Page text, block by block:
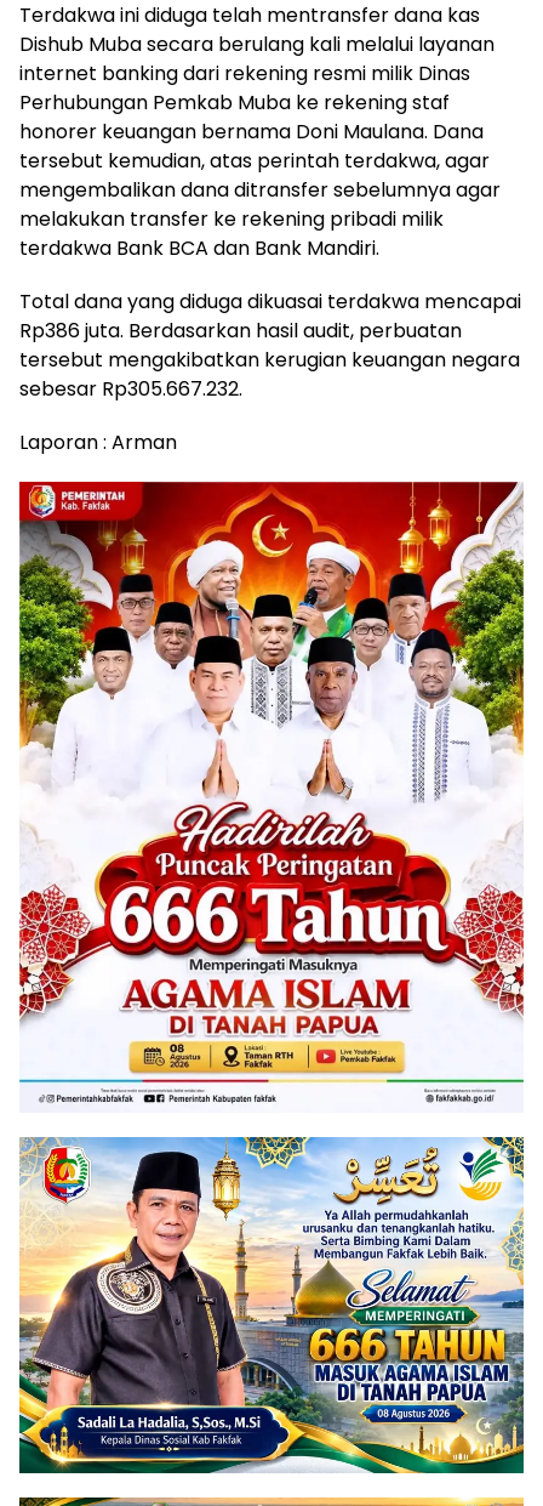
Terdakwa ini diduga telah mentransfer dana kas
Dishub Muba secara berulang kali melalui layanan
internet banking dari rekening resmi milik Dinas
Perhubungan Pemkab Muba ke rekening staf
honorer keuangan bernama Doni Maulana. Dana
tersebut kemudian, atas perintah terdakwa, agar
mengembalikan dana ditransfer sebelumnya agar
melakukan transfer ke rekening pribadi milik
terdakwa Bank BCA dan Bank Mandiri.
Total dana yang diduga dikuasai terdakwa mencapai
Rp386 juta. Berdasarkan hasil audit, perbuatan
tersebut mengakibatkan kerugian keuangan negara
sebesar Rp305.667.232.
Laporan : Arman